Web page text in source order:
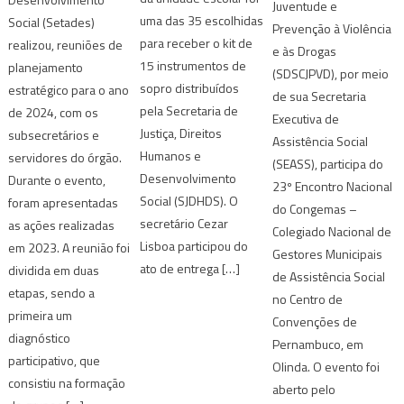
Social (Setades)
realizou, reuniões de
planejamento
estratégico para o ano
de 2024, com os
subsecretários e
servidores do órgão.
Durante o evento,
foram apresentadas
as ações realizadas
em 2023. A reunião foi
dividida em duas
etapas, sendo a
primeira um
diagnóstico
participativo, que
consistiu na formação
uma das 35 escolhidas
para receber o kit de
15 instrumentos de
sopro distribuídos
pela Secretaria de
Justiça, Direitos
Humanos e
Desenvolvimento
Social (SJDHDS). O
secretário Cezar
Lisboa participou do
ato de entrega […]
Juventude e
Prevenção à Violência
e às Drogas
(SDSCJPVD), por meio
de sua Secretaria
Executiva de
Assistência Social
(SEASS), participa do
23º Encontro Nacional
do Congemas –
Colegiado Nacional de
Gestores Municipais
de Assistência Social
no Centro de
Convenções de
Pernambuco, em
Olinda. O evento foi
aberto pelo